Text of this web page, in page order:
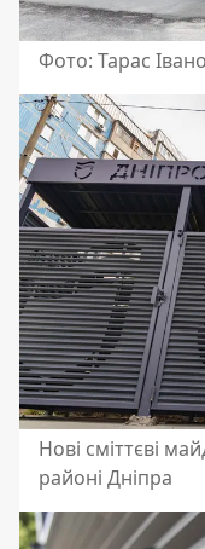
Фото: Тарас
Нові сміттєві
районі Дніпра